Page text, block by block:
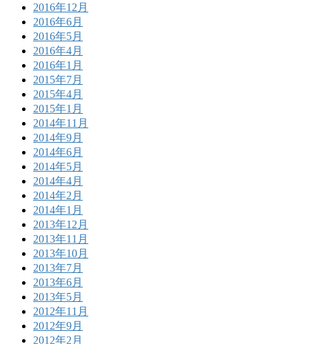
2016年12月
2016年6月
2016年5月
2016年4月
2016年1月
2015年7月
2015年4月
2015年1月
2014年11月
2014年9月
2014年6月
2014年5月
2014年4月
2014年2月
2014年1月
2013年12月
2013年11月
2013年10月
2013年7月
2013年6月
2013年5月
2012年11月
2012年9月
2012年2月